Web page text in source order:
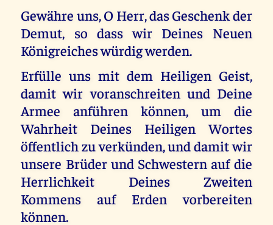
Gewähre uns, O Herr, das Geschenk der
Demut, so dass wir Deines Neuen
Königreiches würdig werden.
Erfülle uns mit dem Heiligen Geist,
damit wir voranschreiten und Deine
Armee anführen können, um die
Wahrheit Deines Heiligen Wortes
öffentlich zu verkünden, und damit wir
unsere Brüder und Schwestern auf die
Herrlichkeit Deines Zweiten
Kommens auf Erden vorbereiten
können.